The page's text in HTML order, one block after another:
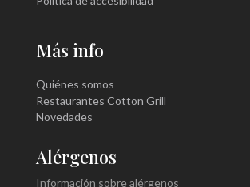
Más info
Quiénes somos
Restaurantes Cotton Grill
Novedades
Alérgenos
Información sobre alérgenos